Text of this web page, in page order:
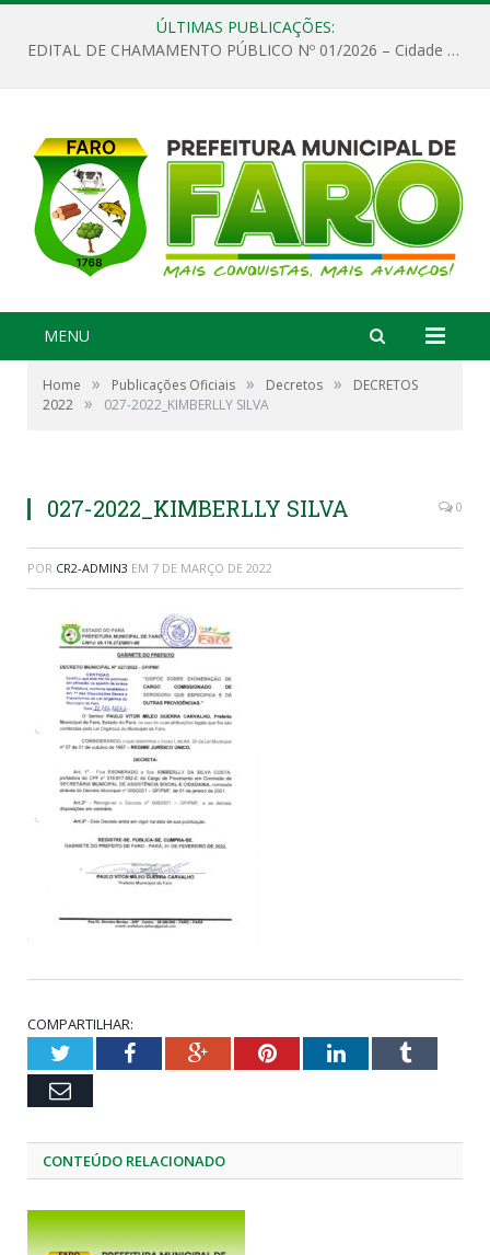
ÚLTIMAS PUBLICAÇÕES:
EDITAL DE CHAMAMENTO PÚBLICO Nº 01/2026 – Cidade de Faro
MENU
Home » Publicações Oficiais » Decretos »
DECRETOS
2022 » 027-2022_KIMBERLLY SILVA
027-2022_KIMBERLLY SILVA 0
POR CR2-ADMIN3 EM 7 DE MARÇO DE 2022
COMPARTILHAR:
TwitterFacebookGoogle+PinterestLinkedInTumblr
Email
CONTEÚDO RELACIONADO